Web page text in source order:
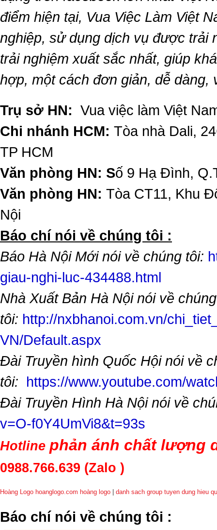
điểm hiện tại, Vua Việc Làm Việt
nghiệp, sử dụng dịch vụ được trải
trải nghiệm xuất sắc nhất, giúp
hợp, một cách đơn giản, dễ dàng,
Trụ sở HN: Vua việc làm Việt
Chi nhánh HCM: Tòa nhà Dali,
TP HCM
Văn phòng HN: Số 9 Hạ Đình,
Văn phòng HN: Tòa CT11, Khu
Nội
​Báo chí nói về chúng tôi :
Báo Hà Nội Mới nói về chúng tôi:
giau-nghi-luc-434488.html
Nhà Xuất Bản Hà Nội nói về chúng
tôi: http://nxbhanoi.com.vn/
VN/Default.aspx
Đài Truyền hình Quốc Hội nói về
tôi: https://www.youtube.com/
Đài Truyền Hình Hà Nội nói về
v=O-f0Y4UmVi8&t=93s
Hotline phản ánh chất lượng
0988.766.639 (Zalo )
Hoàng Logo hoanglogo.com hoàng logo danh sach group tuyen dung hieu
​Báo chí nói về chúng tôi :